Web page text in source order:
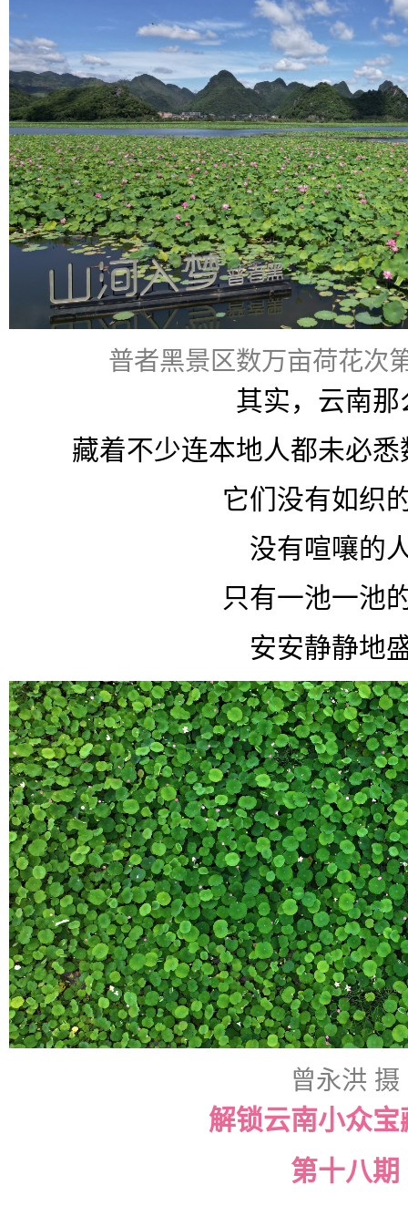
普者黑景区数万亩荷花次
其实，云南那
藏着不少连本地人都未必
它们没有如织
没有喧嚷的
只有一池一池
安安静静地
曾永洪 摄
解锁云南小众宝
第十八期